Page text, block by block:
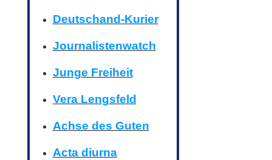
Deutschand-Kurier
Journalistenwatch
Junge Freiheit
Vera Lengsfeld
Achse des Guten
Acta diurna